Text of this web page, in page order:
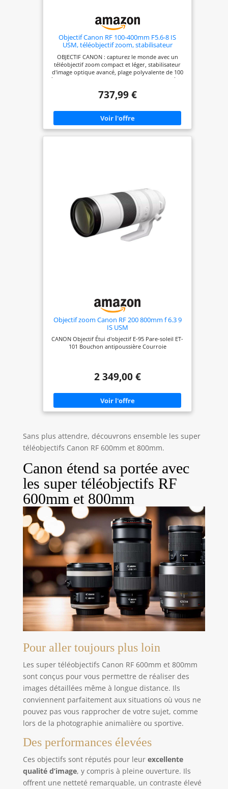
Objectif Canon RF 100-400mm F5.6-8 IS
USM, téléobjectif zoom, stabilisateur
sportive/animalière, compatible Canon EOS
R
OBJECTIF CANON : capturez le monde avec un
téléobjectif zoom compact et léger, stabilisateur
d'image optique avancé, plage polyvalente de 100
à 400mm, conçu pour la photographie animalière,
des sujets proches et éloignés avec puissance et
Rapprochez-vous des sujets éloignés et des
moments importants TÉLÉOBJECTIF DE GRANDE
PRÉCISION : l'objectif de l'appareil photo Canon
est doté d’un verre à dispersion ultra-faible (UD)
objectif d’appareil photo Canon produit une
qualité d'image extrêmement détaillée avec
n'importe quel appareil photo compatible avec le
système Canon EOS R
737,99 €
Objectif zoom Canon RF 200 800mm f 6.3 9
IS USM
CANON Objectif Étui d'objectif E-95 Pare-soleil ET-
101 Bouchon antipoussière Courroie
2 349,00 €
Sans plus attendre, découvrons ensemble les super
téléobjectifs Canon RF 600mm et 800mm.
Canon étend sa portée avec
les super téléobjectifs RF
600mm et 800mm
Pour aller toujours plus loin
Les super téléobjectifs Canon RF 600mm et 800mm
sont conçus pour vous permettre de réaliser des
images détaillées même à longue distance. Ils
conviennent parfaitement aux situations où vous ne
pouvez pas vous rapprocher de votre sujet, comme
lors de la photographie animalière ou sportive.
Des performances élevées
Ces objectifs sont réputés pour leur excellente
qualité d’image, y compris à pleine ouverture. Ils
offrent une netteté remarquable, un contraste élevé